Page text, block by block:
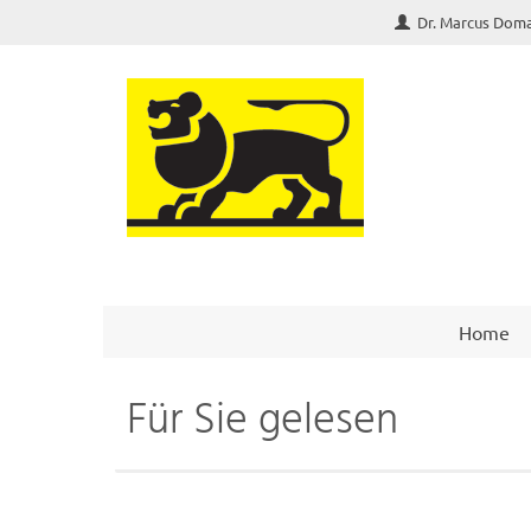
Dr. Marcus
Home
Für Sie gelesen